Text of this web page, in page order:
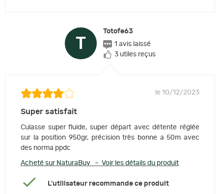
T
Totofe63
1 avis laissé
3 utiles reçus
le 10/12/2023
Super satisfait
Culasse super fluide, super départ avec détente réglée
sur la position 950gr, précision très bonne a 50m avec
des norma ppdc
Acheté sur NaturaBuy – Voir les détails du produit
L'utilisateur recommande ce produit